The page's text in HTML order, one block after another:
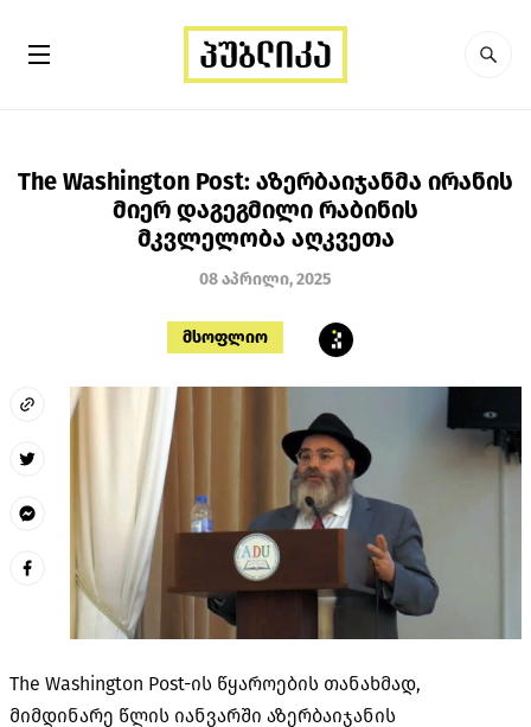
The Washington Post: აზერბაიჯანმა ირანის
მიერ დაგეგმილი რაბინის
მკვლელობა აღკვეთა
08 აპრილი, 2025
მსოფლიო
The Washington Post-ის წყაროების თანახმად,
მიმდინარე წლის იანვარში აზერბაიჯანის